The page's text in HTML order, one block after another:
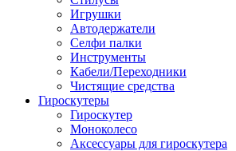
Игрушки
Автодержатели
Селфи палки
Инструменты
Кабели/Переходники
Чистящие средства
Гироскутеры
Гироскутер
Моноколесо
Аксессуары для гироскутера